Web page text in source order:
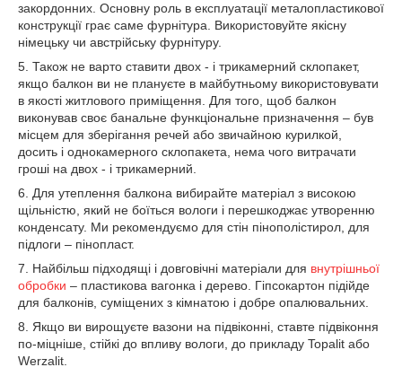
закордонних. Основну роль в експлуатації металопластикової
конструкції грає саме фурнітура. Використовуйте якісну
німецьку чи австрійську фурнітуру.
5. Також не варто ставити двох - і трикамерний склопакет,
якщо балкон ви не плануєте в майбутньому використовувати
в якості житлового приміщення. Для того, щоб балкон
виконував своє банальне функціональне призначення – був
місцем для зберігання речей або звичайною курилкой,
досить і однокамерного склопакета, нема чого витрачати
гроші на двох - і трикамерний.
6. Для утеплення балкона вибирайте матеріал з високою
щільністю, який не боїться вологи і перешкоджає утворенню
конденсату. Ми рекомендуємо для стін пінополістирол, для
підлоги – пінопласт.
7. Найбільш підходящі і довговічні матеріали для внутрішньої
обробки – пластикова вагонка і дерево. Гіпсокартон підійде
для балконів, суміщених з кімнатою і добре опалювальних.
8. Якщо ви вирощуєте вазони на підвіконні, ставте підвіконня
по-міцніше, стійкі до впливу вологи, до прикладу Topalit або
Werzalit.